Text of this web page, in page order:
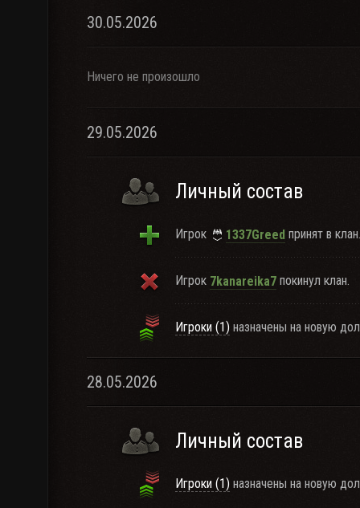
30.05.2026
Ничего не произошло
29.05.2026
Личный состав
Игрок 1337Greed принят в клан.
Игрок 7kanareika7 покинул клан.
Игроки (1) назначены на новую
28.05.2026
Личный состав
Игроки (1) назначены на новую